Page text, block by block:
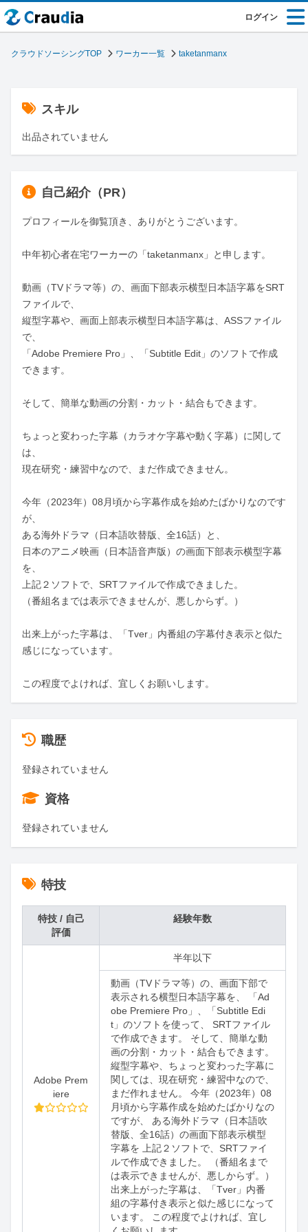
ログイン
クラウドソーシングTOP ワーカー一覧 taketanmanx
スキル
出品されていません
自己紹介（PR）
プロフィールを御覧頂き、ありがとうございます。
中年初心者在宅ワーカーの「taketanmanx」と申します。
動画（TVドラマ等）の、画面下部表示横型日本語字幕をSRT
ファイルで、
縦型字幕や、画面上部表示横型日本語字幕は、ASSファイル
で、
「Adobe Premiere Pro」、「Subtitle Edit」のソフトで作成
できます。
そして、簡単な動画の分割・カット・結合もできます。
ちょっと変わった字幕（カラオケ字幕や動く字幕）に関して
は、
現在研究・練習中なので、まだ作成できません。
今年（2023年）08月頃から字幕作成を始めたばかりなのです
が、
ある海外ドラマ（日本語吹替版、全16話）と、
日本のアニメ映画（日本語音声版）の画面下部表示横型字幕
を、
上記２ソフトで、SRTファイルで作成できました。
（番組名までは表示できませんが、悪しからず。）
出来上がった字幕は、「Tver」内番組の字幕付き表示と似た
感じになっています。
この程度でよければ、宜しくお願いします。
職歴
登録されていません
資格
登録されていません
特技
特技 / 自己
評価
経験年数
Adobe Prem
iere
半年以下
動画（TVドラマ等）の、画面下部で
表示される横型日本語字幕を、 「Ad
obe Premiere Pro」、「Subtitle Edi
t」のソフトを使って、 SRTファイル
で作成できます。 そして、簡単な動
画の分割・カット・結合もできます。
縦型字幕や、ちょっと変わった字幕に
関しては、現在研究・練習中なので、
まだ作れません。 今年（2023年）08
月頃から字幕作成を始めたばかりなの
ですが、 ある海外ドラマ（日本語吹
替版、全16話）の画面下部表示横型
字幕を 上記２ソフトで、SRTファイ
ルで作成できました。 （番組名まで
は表示できませんが、悪しからず。）
出来上がった字幕は、「Tver」内番
組の字幕付き表示と似た感じになって
います。 この程度でよければ、宜し